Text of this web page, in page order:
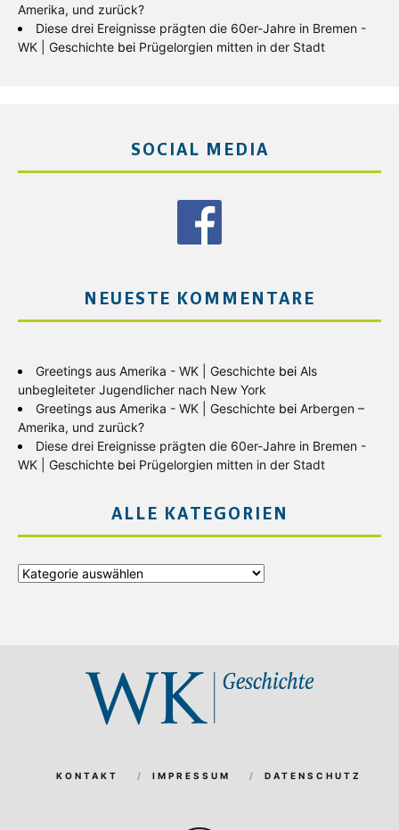
Amerika, und zurück?
Diese drei Ereignisse prägten die 60er-Jahre in Bremen -
WK | Geschichte bei Prügelorgien mitten in der Stadt
SOCIAL MEDIA
NEUESTE KOMMENTARE
Greetings aus Amerika - WK | Geschichte bei Als
unbegleiteter Jugendlicher nach New York
Greetings aus Amerika - WK | Geschichte bei Arbergen –
Amerika, und zurück?
Diese drei Ereignisse prägten die 60er-Jahre in Bremen -
WK | Geschichte bei Prügelorgien mitten in der Stadt
ALLE KATEGORIEN
Alle
KONTAKT IMPRESSUM DATENSCHUTZ